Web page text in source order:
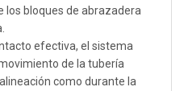
los bloques de abrazadera
efectiva, el sistema
de la tubería
como durante la